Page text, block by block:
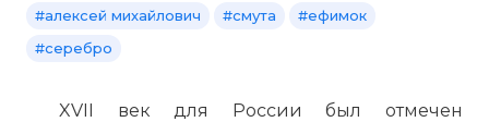
#алексей михайлович
#смута
#ефимок
#серебро
XVII век для России был отмечен